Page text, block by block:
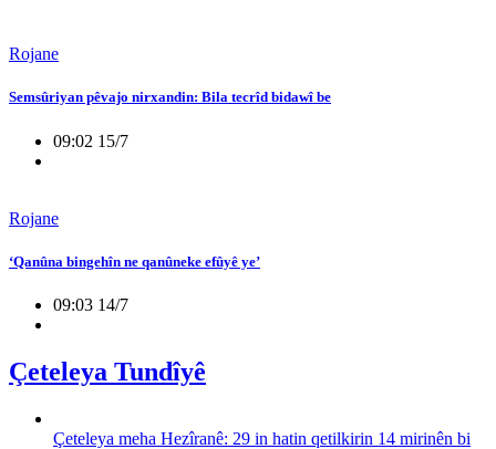
Rojane
Semsûriyan pêvajo nirxandin: Bila tecrîd bidawî be
09:02 15/7
Rojane
‘Qanûna bingehîn ne qanûneke efûyê ye’
09:03 14/7
Çeteleya Tundîyê
Çeteleya meha Hezîranê: 29 in hatin qetilkirin 14 mirinên bi